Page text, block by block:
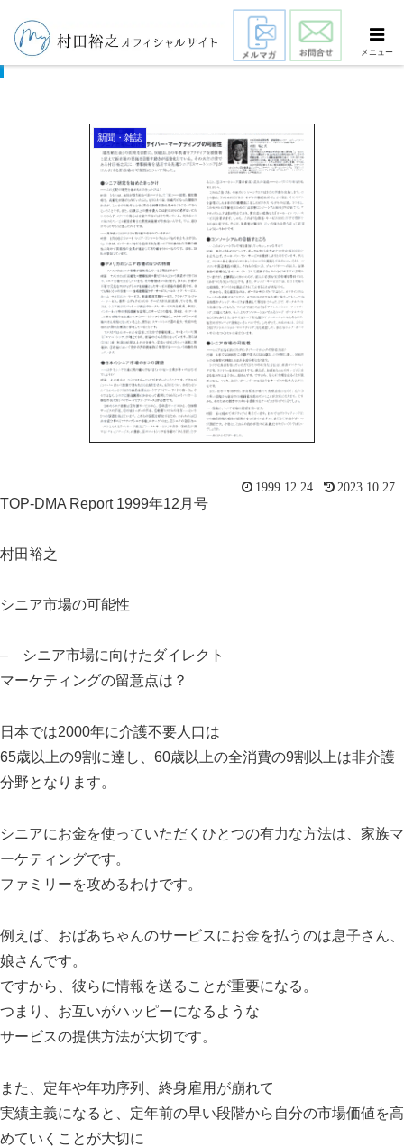
スマート・エイジング
TOP-DMA Report 1999年12月号
新聞・雑誌
1999.12.24 2023.10.27
TOP-DMA Report 1999年12月号
村田裕之
シニア市場の可能性
– シニア市場に向けたダイレクト
マーケティングの留意点は？
日本では2000年に介護不要人口は
65歳以上の9割に達し、60歳以上の全消費の9割以上は非介護
分野となります。
シニアにお金を使っていただくひとつの有力な方法は、家族マ
ーケティングです。
ファミリーを攻めるわけです。
例えば、おばあちゃんのサービスにお金を払うのは息子さん、
娘さんです。
ですから、彼らに情報を送ることが重要になる。
つまり、お互いがハッピーになるような
サービスの提供方法が大切です。
また、定年や年功序列、終身雇用が崩れて
実績主義になると、定年前の早い段階から自分の市場価値を高
めていくことが大切に
メニュー